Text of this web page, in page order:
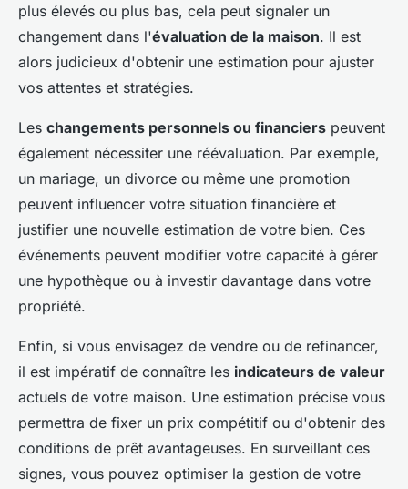
plus élevés ou plus bas, cela peut signaler un
changement dans l'évaluation de la maison. Il est
alors judicieux d'obtenir une estimation pour ajuster
vos attentes et stratégies.
Les changements personnels ou financiers peuvent
également nécessiter une réévaluation. Par exemple,
un mariage, un divorce ou même une promotion
peuvent influencer votre situation financière et
justifier une nouvelle estimation de votre bien. Ces
événements peuvent modifier votre capacité à gérer
une hypothèque ou à investir davantage dans votre
propriété.
Enfin, si vous envisagez de vendre ou de refinancer,
il est impératif de connaître les indicateurs de valeur
actuels de votre maison. Une estimation précise vous
permettra de fixer un prix compétitif ou d'obtenir des
conditions de prêt avantageuses. En surveillant ces
signes, vous pouvez optimiser la gestion de votre